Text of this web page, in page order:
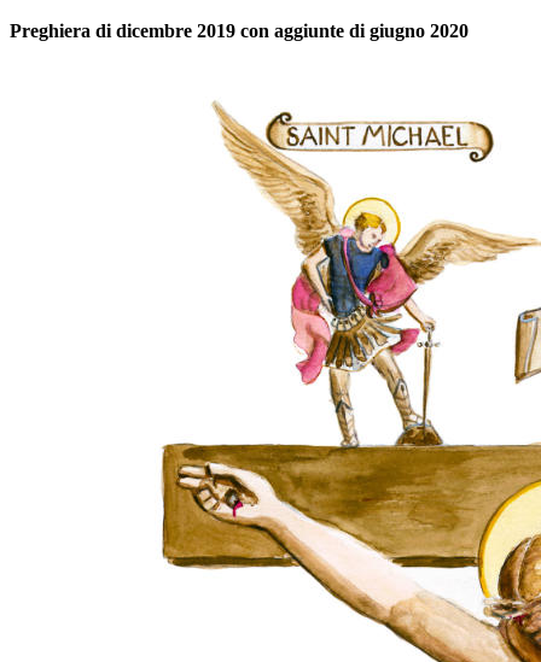
Preghiera di dicembre 2019 con aggiunte di giugno 2020